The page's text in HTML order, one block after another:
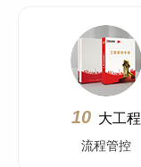
10 大工程
流程管控